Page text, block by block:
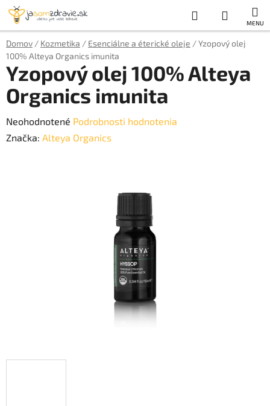
Prejsť
obsah
Hľadať
KOŠÍK
Domov / Kozmetika / Esenciálne a éterické oleje /Yzopový olej
100% Alteya Organics imunita
Yzopový olej 100% Alteya
Organics imunita
Priemerné
hodnotenie
Neohodnotené Podrobnosti hodnotenia
Značka: Alteya Organics